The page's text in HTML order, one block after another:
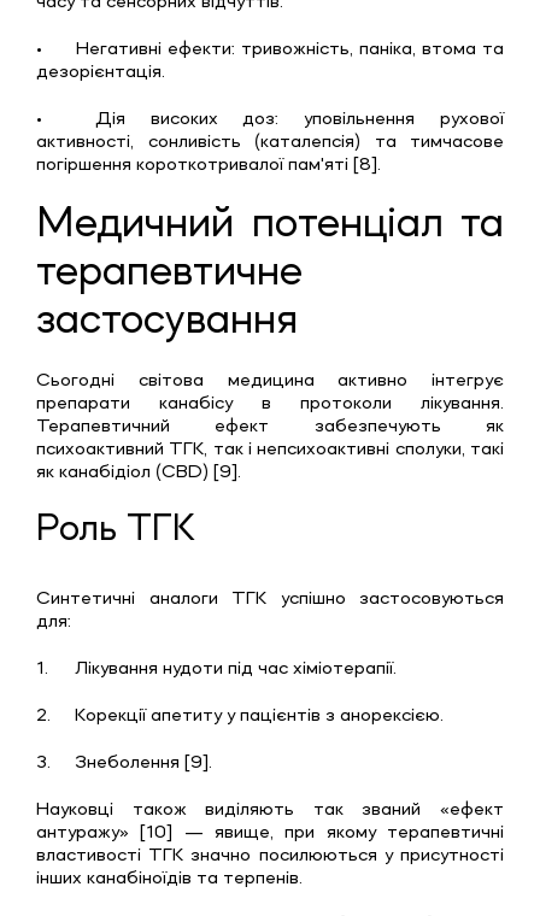
•
Негативні ефекти: тривожність, паніка, втома та
дезорієнтація.
•
Дія високих доз: уповільнення рухової
активності, сонливість (каталепсія) та тимчасове
погіршення короткотривалої пам'яті [8].
Медичний потенціал та
терапевтичне
застосування
Сьогодні світова медицина активно інтегрує
препарати канабісу в протоколи лікування.
Терапевтичний ефект забезпечують як
психоактивний ТГК, так і непсихоактивні сполуки, такі
як канабідіол (CBD) [9].
Роль ТГК
Синтетичні аналоги ТГК успішно застосовуються
для:
1. Лікування нудоти під час хіміотерапії.
2. Корекції апетиту у пацієнтів з анорексією.
3. Знеболення [9].
Науковці також виділяють так званий «ефект
антуражу» [10] — явище, при якому терапевтичні
властивості ТГК значно посилюються у присутності
інших канабіноїдів та терпенів.